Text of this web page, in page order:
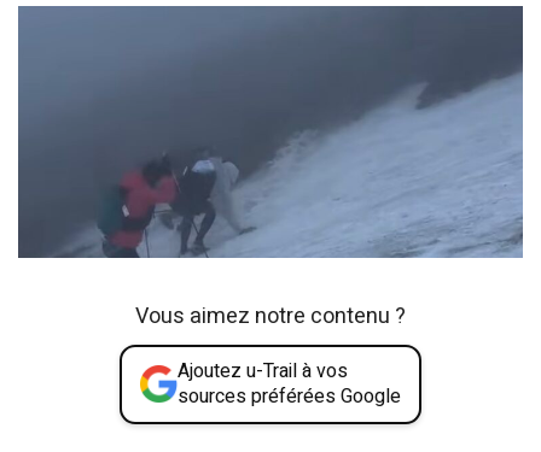
Vous aimez notre contenu ?
Ajoutez u-Trail à vos
sources préférées Google